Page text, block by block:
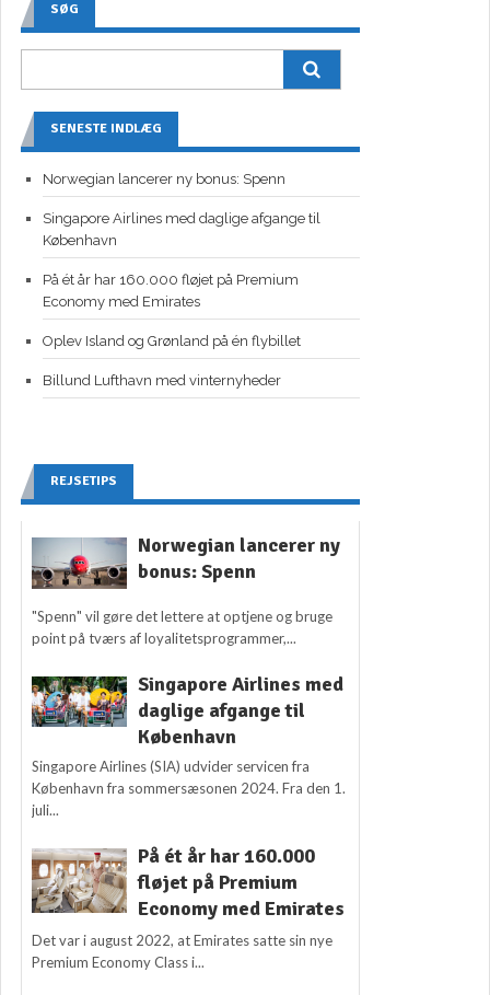
SØG
SENESTE INDLÆG
Norwegian lancerer ny bonus: Spenn
Singapore Airlines med daglige afgange til
København
På ét år har 160.000 fløjet på Premium
Economy med Emirates
Oplev Island og Grønland på én flybillet
Billund Lufthavn med vinternyheder
REJSETIPS
Norwegian lancerer ny
bonus: Spenn
"Spenn" vil gøre det lettere at optjene og bruge
point på tværs af loyalitetsprogrammer,...
Singapore Airlines med
daglige afgange til
København
Singapore Airlines (SIA) udvider servicen fra
København fra sommersæsonen 2024. Fra den 1.
juli...
På ét år har 160.000
fløjet på Premium
Economy med Emirates
Det var i august 2022, at Emirates satte sin nye
Premium Economy Class i...